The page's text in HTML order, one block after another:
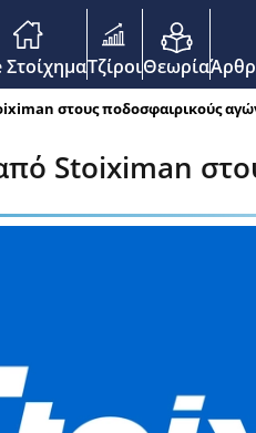
Menu
ΣτοίχημαΤζίροιΘεωρία
στους ποδοσφαιρικούς
Stoiximan